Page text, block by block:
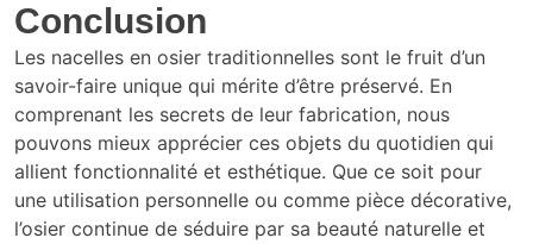
Conclusion
Les nacelles en osier traditionnelles sont le fruit d’un
savoir-faire unique qui mérite d’être préservé. En
comprenant les secrets de leur fabrication, nous
pouvons mieux apprécier ces objets du quotidien qui
allient fonctionnalité et esthétique. Que ce soit pour
une utilisation personnelle ou comme pièce décorative,
l’osier continue de séduire par sa beauté naturelle et